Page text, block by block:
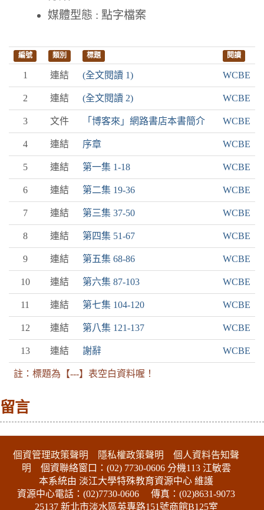
媒體型態 : 點字檔案
編號 類別 標題 閱讀
1 連結 (全文閱讀 1) WCBE
2 連結 (全文閱讀 2) WCBE
3 文件 「博客來」網路書店本書簡介 WCBE
4 連結 序章 WCBE
5 連結 第一集 1-18 WCBE
6 連結 第二集 19-36 WCBE
7 連結 第三集 37-50 WCBE
8 連結 第四集 51-67 WCBE
9 連結 第五集 68-86 WCBE
10 連結 第六集 87-103 WCBE
11 連結 第七集 104-120 WCBE
12 連結 第八集 121-137 WCBE
13 連結 謝辭 WCBE
註：標題為【---】表空白資料喔！
留言
個資管理政策聲明 隱私權政策聲明
個人資料告知聲
明 個資聯絡窗口：(02) 7730-0606 分機113 江敏雲
本系統由 淡江大學特殊教育資源中心 維護
資源中心電話：(02)7730-0606
傳真：(02)8631-9073
25137 新北市淡水區英專路151號商館B125室